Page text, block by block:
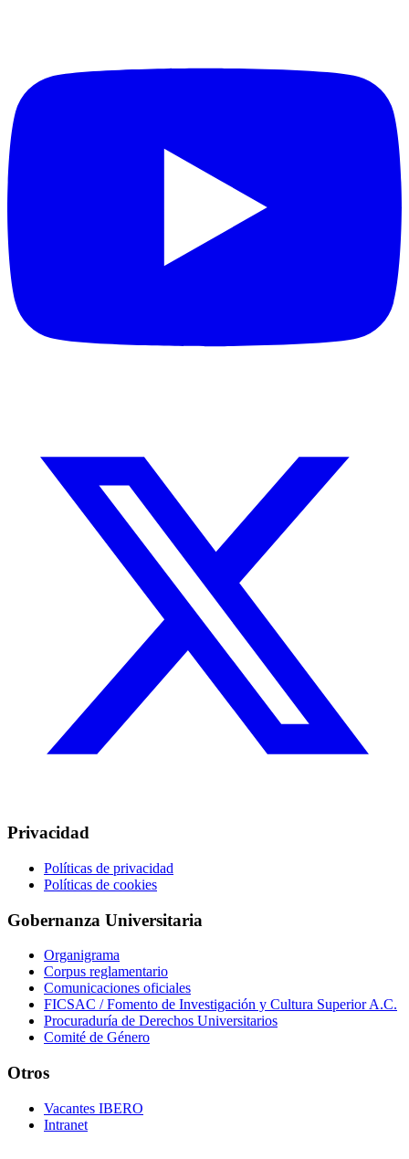
Privacidad
Políticas de privacidad
Políticas de cookies
Gobernanza Universitaria
Organigrama
Corpus reglamentario
Comunicaciones oficiales
FICSAC / Fomento de Investigación y Cultura Superior A.C.
Procuraduría de Derechos Universitarios
Comité de Género
Otros
Vacantes IBERO
Intranet